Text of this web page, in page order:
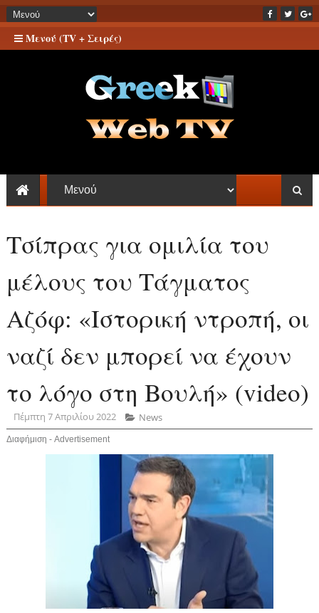
Μενού (TV + Σειρές)
Τσίπρας για ομιλία του
μέλους του Τάγματος
Αζόφ: «Iστορική ντροπή, οι
ναζί δεν μπορεί να έχουν
το λόγο στη Βουλή» (video)
Πέμπτη 7 Απριλίου 2022 News
Διαφήμιση - Advertisement